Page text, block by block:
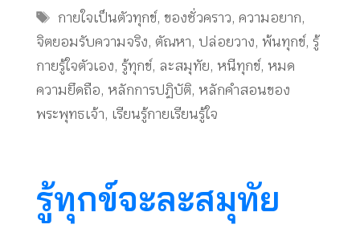
Tags
กายใจเป็นตัวทุกข์, ของชั่วคราว,ความอยาก,
จิตยอมรับความจริง, ตัณหา, ปล่อยวาง, พ้นทุกข์, รู้
กายรู้ใจตัวเอง, รู้ทุกข์, ละสมุทัย, หนีทุกข์, หมด
ความยึดถือ, หลักการปฏิบัติ, หลักคำสอนของ
พระพุทธเจ้า, เรียนรู้กายเรียนรู้ใจ
รู้ทุกข์จะละสมุทัย